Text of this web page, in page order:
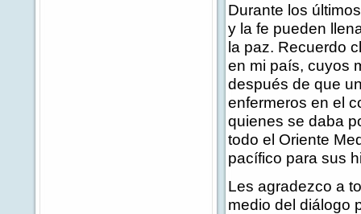
Durante los
y la fe pueden
la paz. Recuerdo
en mi país, cuyos
después de que
enfermeros en el
quienes se daba
todo el Oriente
pacífico para sus
Les agradezco a
medio del diálogo